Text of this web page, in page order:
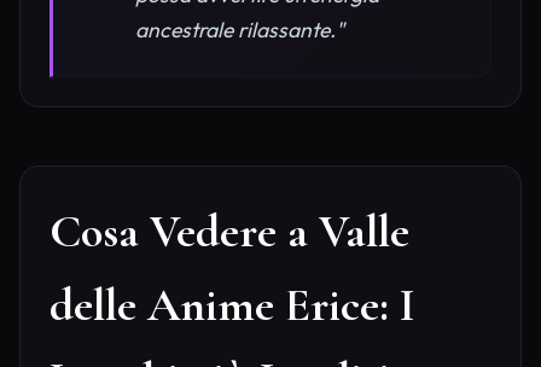
ancestrale rilassante."
Cosa Vedere a Valle
delle Anime Erice: I